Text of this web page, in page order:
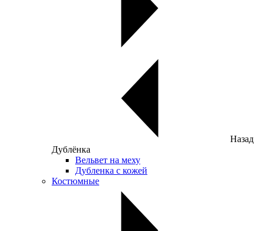
Назад
Дублёнка
Вельвет на меху
Дубленка с кожей
Костюмные